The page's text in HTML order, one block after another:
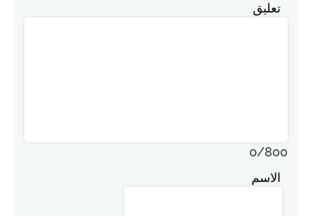
تعليق
0/800
الاسم